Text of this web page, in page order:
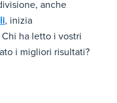
anche
, inizia
Chi ha letto i vostri
i migliori risultati?